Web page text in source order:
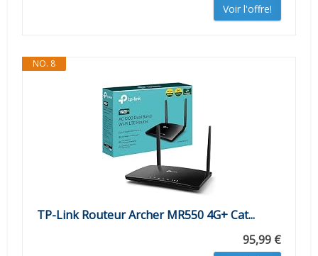
Voir l'offre!
NO. 8
TP-Link Routeur Archer MR550 4G+ Cat...
95,99 €